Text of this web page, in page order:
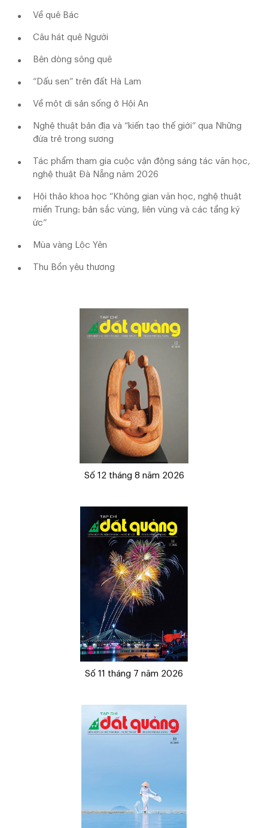
Về quê Bác
Câu hát quê Người
Bên dòng sông quê
“Dấu sen” trên đất Hà Lam
Về một di sản sống ở Hội An
Nghệ thuật bản địa và “kiến tạo thế giới” qua Những
đứa trẻ trong sương
Tác phẩm tham gia cuộc vận động sáng tác văn học,
nghệ thuật Đà Nẵng năm 2026
Hội thảo khoa học “Không gian văn học, nghệ thuật
miền Trung: bản sắc vùng, liên vùng và các tầng ký
ức”
Mùa vàng Lộc Yên
Thu Bồn yêu thương
Số 12 tháng 8 năm 2026
Số 11 tháng 7 năm 2026